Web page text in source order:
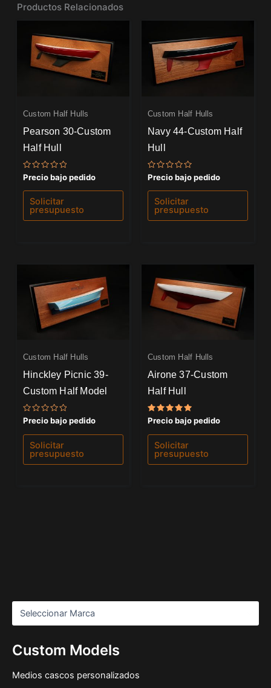
Custom Models
Medios cascos personalizados
Productos Relacionados
Custom Half Hulls
Pearson 30-Custom
Half Hull
Valorado
con
0
de
Precio bajo pedido
Solicitar
presupuesto
Custom Half Hulls
Navy 44-Custom Half
Hull
Valorado
con
0
de
Precio bajo pedido
Solicitar
presupuesto
Custom Half Hulls
Hinckley Picnic 39-
Custom Half Model
Valorado
con
0
de
Precio bajo pedido
Solicitar
presupuesto
Custom Half Hulls
Airone 37-Custom
Half Hull
Valorado
con
5.00
de 5
Precio bajo pedido
Solicitar
presupuesto